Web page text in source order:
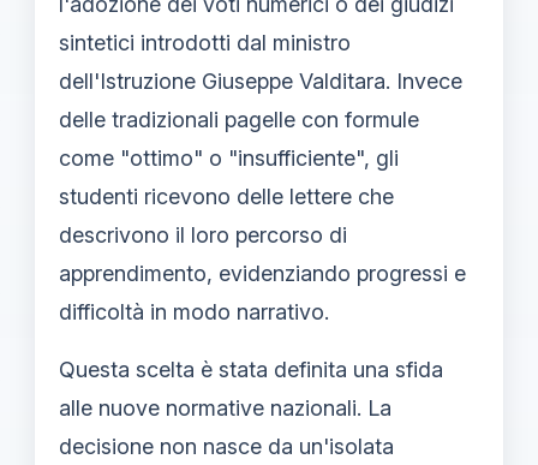
sintetici introdotti dal ministro
dell'Istruzione Giuseppe Valditara. Invece
delle tradizionali pagelle con formule
come "ottimo" o "insufficiente", gli
studenti ricevono delle lettere che
descrivono il loro percorso di
apprendimento, evidenziando progressi e
difficoltà in modo narrativo.
Questa scelta è stata definita una sfida
alle nuove normative nazionali. La
decisione non nasce da un'isolata